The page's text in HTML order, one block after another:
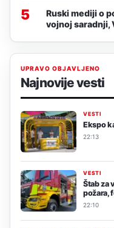
5
Ruski mediji o
vojnoj saradnji,
UPRAVO OBJAVLJENO
Najnovije vesti
VESTI
Ekspo
22:13
VESTI
Štab za
požara,
22:10